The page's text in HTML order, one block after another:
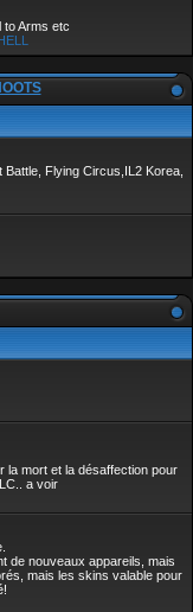
to Arms etc
Flying Circus,IL2 Korea,
la mort et la désaffection pour
a voir
de nouveaux appareils, mais
mais les skins valable pour